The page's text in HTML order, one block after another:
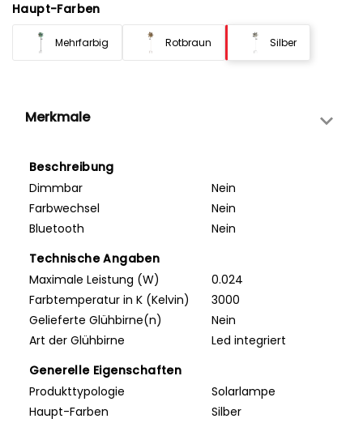
Haupt-Farben
Mehrfarbig Rotbraun Silber
Merkmale
Beschreibung
Dimmbar
Nein
Farbwechsel
Nein
Bluetooth
Nein
Technische Angaben
Maximale Leistung (W)
0.024
Farbtemperatur in K (Kelvin)
3000
Gelieferte Glühbirne(n)
Nein
Art der Glühbirne
Led integriert
Generelle Eigenschaften
Produkttypologie
Solarlampe
Haupt-Farben
Silber